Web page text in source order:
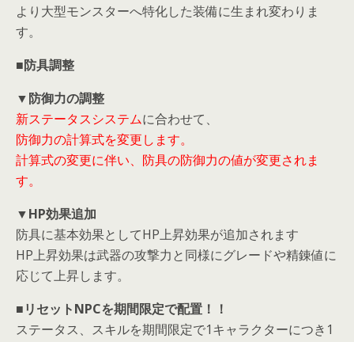
より大型モンスターへ特化した装備に生まれ変わりま
す。
■防具調整
▼防御力の調整
新ステータスシステムに合わせて、
防御力の計算式を変更します。
計算式の変更に伴い、防具の防御力の値が変更されま
す。
▼HP効果追加
防具に基本効果としてHP上昇効果が追加されます
HP上昇効果は武器の攻撃力と同様にグレードや精錬値に
応じて上昇します。
■リセットNPCを期間限定で配置！！
ステータス、スキルを期間限定で1キャラクターにつき1